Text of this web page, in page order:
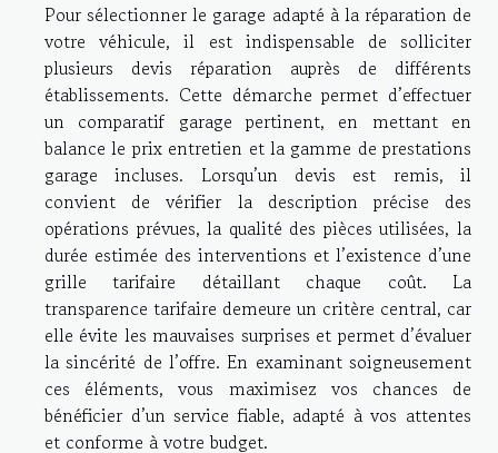
Pour sélectionner le garage adapté à la réparation de
votre véhicule, il est indispensable de solliciter
plusieurs devis réparation auprès de différents
établissements. Cette démarche permet d’effectuer
un comparatif garage pertinent, en mettant en
balance le prix entretien et la gamme de prestations
garage incluses. Lorsqu’un devis est remis, il
convient de vérifier la description précise des
opérations prévues, la qualité des pièces utilisées, la
durée estimée des interventions et l’existence d’une
grille tarifaire détaillant chaque coût. La
transparence tarifaire demeure un critère central, car
elle évite les mauvaises surprises et permet d’évaluer
la sincérité de l’offre. En examinant soigneusement
ces éléments, vous maximisez vos chances de
bénéficier d’un service fiable, adapté à vos attentes
et conforme à votre budget.